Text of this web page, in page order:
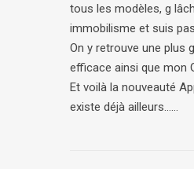
tous les modèles, g
immobilisme et suis
On y retrouve une plus
efficace ainsi que mon
Et voilà la nouveauté
existe déjà ailleurs……